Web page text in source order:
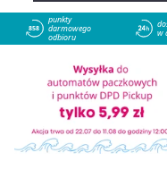
858
punkty
darmowego
odbioru w